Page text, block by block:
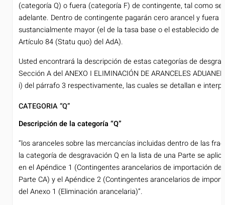
(categoría Q) o fuera (categoría F) de contingente, tal como
adelante. Dentro de contingente pagarán cero arancel y fuera
sustancialmente mayor (el de la tasa base o el establecido de
Artículo 84 (Statu quo) del AdA).
Usted encontrará la descripción de estas categorías de
Sección A del ANEXO I ELIMINACIÓN DE ARANCELES
i) del párrafo 3 respectivamente, las cuales se detallan e
CATEGORIA “Q”
Descripción de la categoría “Q”
“los aranceles sobre las mercancías incluidas dentro de las
la categoría de desgravación Q en la lista de una Parte se
en el Apéndice 1 (Contingentes arancelarios de importación de
Parte CA) y el Apéndice 2 (Contingentes arancelarios de
del Anexo 1 (Eliminación arancelaria)”.